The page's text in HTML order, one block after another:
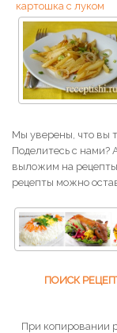
картошка с луком
Мы уверены, что вы
Поделитесь с нами?
выложим на
рецепты можно
ПОИСК
При копировании